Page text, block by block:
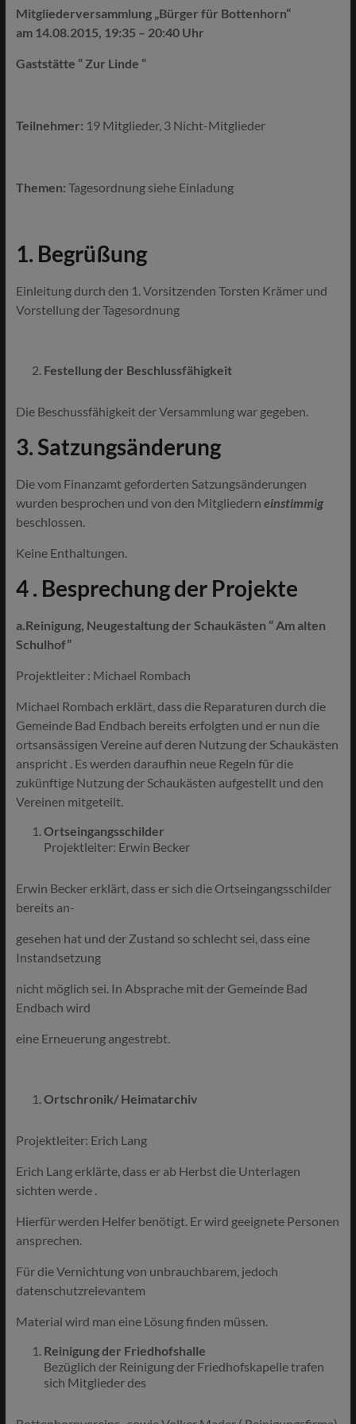
Mitgliederversammlung „Bürger für Bottenhorn“
am 14.08.2015, 19:35 – 20:40 Uhr
Gaststätte “ Zur Linde “
Teilnehmer: 19 Mitglieder, 3 Nicht-Mitglieder
Themen: Tagesordnung siehe Einladung
1. Begrüßung
Einleitung durch den 1. Vorsitzenden Torsten Krämer und
Vorstellung der Tagesordnung
Festellung der Beschlussfähigkeit
Die Beschussfähigkeit der Versammlung war gegeben.
3. Satzungsänderung
Die vom Finanzamt geforderten Satzungsänderungen
wurden besprochen und von den Mitgliedern einstimmig
beschlossen.
Keine Enthaltungen.
4 . Besprechung der Projekte
a.Reinigung, Neugestaltung der Schaukästen “ Am alten
Schulhof”
Projektleiter : Michael Rombach
Michael Rombach erklärt, dass die Reparaturen durch die
Gemeinde Bad Endbach bereits erfolgten und er nun die
ortsansässigen Vereine auf deren Nutzung der Schaukästen
anspricht . Es werden daraufhin neue Regeln für die
zukünftige Nutzung der Schaukästen aufgestellt und den
Vereinen mitgeteilt.
Ortseingangsschilder
Projektleiter: Erwin Becker
Erwin Becker erklärt, dass er sich die Ortseingangsschilder
bereits an-
gesehen hat und der Zustand so schlecht sei, dass eine
Instandsetzung
nicht möglich sei. In Absprache mit der Gemeinde Bad
Endbach wird
eine Erneuerung angestrebt.
Ortschronik/ Heimatarchiv
Projektleiter: Erich Lang
Erich Lang erklärte, dass er ab Herbst die Unterlagen
sichten werde .
Hierfür werden Helfer benötigt. Er wird geeignete Personen
ansprechen.
Für die Vernichtung von unbrauchbarem, jedoch
datenschutzrelevantem
Material wird man eine Lösung finden müssen.
Reinigung der Friedhofshalle
Bezüglich der Reinigung der Friedhofskapelle trafen
sich Mitglieder des